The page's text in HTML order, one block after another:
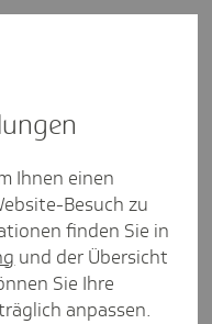
Fort­
Ihnen einen
Besuch zu
finden Sie in
und der Übersicht
Sie Ihre
anpassen.